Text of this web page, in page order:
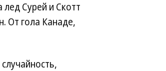
Сурей и Скотт
От гола Канаде,